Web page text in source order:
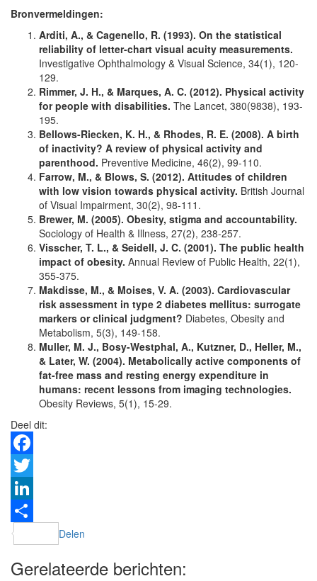
Bronvermeldingen:
Arditi, A., & Cagenello, R. (1993). On the statistical
reliability of letter-chart visual acuity measurements.
Investigative Ophthalmology & Visual Science, 34(1), 120-
129.
Rimmer, J. H., & Marques, A. C. (2012). Physical activity
for people with disabilities. The Lancet, 380(9838), 193-
195.
Bellows-Riecken, K. H., & Rhodes, R. E. (2008). A birth
of inactivity? A review of physical activity and
parenthood. Preventive Medicine, 46(2), 99-110.
Farrow, M., & Blows, S. (2012). Attitudes of children
with low vision towards physical activity. British Journal
of Visual Impairment, 30(2), 98-111.
Brewer, M. (2005). Obesity, stigma and accountability.
Sociology of Health & Illness, 27(2), 238-257.
Visscher, T. L., & Seidell, J. C. (2001). The public health
impact of obesity. Annual Review of Public Health, 22(1),
355-375.
Makdisse, M., & Moises, V. A. (2003). Cardiovascular
risk assessment in type 2 diabetes mellitus: surrogate
markers or clinical judgment? Diabetes, Obesity and
Metabolism, 5(3), 149-158.
Muller, M. J., Bosy-Westphal, A., Kutzner, D., Heller, M.,
& Later, W. (2004). Metabolically active components of
fat-free mass and resting energy expenditure in
humans: recent lessons from imaging technologies.
Obesity Reviews, 5(1), 15-29.
Deel dit:
Facebook
Twitter
LinkedIn
Delen
Gerelateerde berichten: